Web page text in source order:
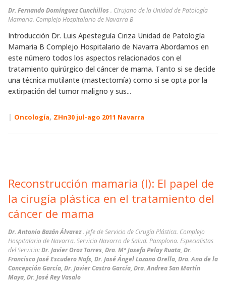
Dr. Fernando Domínguez Cunchillos . Cirujano de la Unidad de Patología
Mamaria. Complejo Hospitalario de Navarra B
Introducción Dr. Luis Apesteguía Ciriza Unidad de Patología
Mamaria B Complejo Hospitalario de Navarra Abordamos en
este número todos los aspectos relacionados con el
tratamiento quirúrgico del cáncer de mama. Tanto si se decide
una técnica mutilante (mastectomía) como si se opta por la
extirpación del tumor maligno y sus...
| Oncología, ZHn30 jul-ago 2011 Navarra
Reconstrucción mamaria (I): El papel de
la cirugía plástica en el tratamiento del
cáncer de mama
Dr. Antonio Bazán Álvarez. Jefe de Servicio de Cirugía Plástica. Complejo
Hospitalario de Navarra. Servicio Navarro de Salud. Pamplona. Especialistas
del Servicio:Dr. Javier Oroz Torres, Dra. Mª Josefa Pelay Ruata, Dr.
Francisco José Escudero Nafs, Dr. José Ángel Lozano Orella, Dra. Ana de la
Concepción García, Dr. Javier Castro García, Dra. Andrea San Martín
Maya, Dr. José Rey Vasalo